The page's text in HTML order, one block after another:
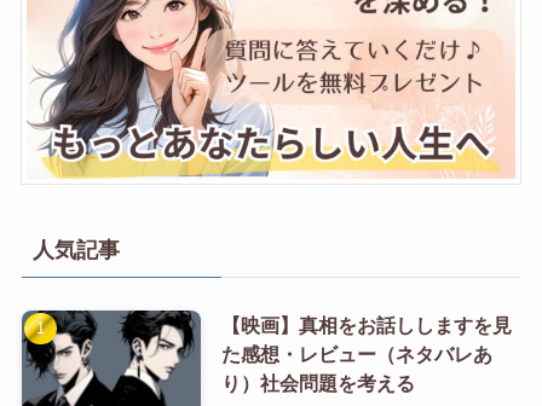
人気記事
【映画】真相をお話ししますを見
た感想・レビュー（ネタバレあ
り）社会問題を考える